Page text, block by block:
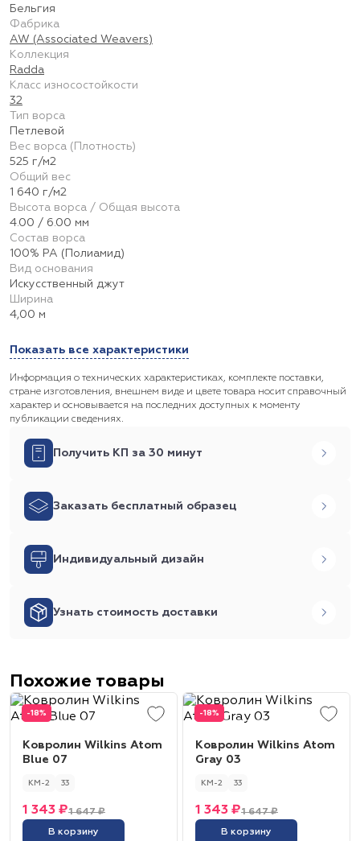
Бельгия
Фабрика
AW (Associated Weavers)
Коллекция
Radda
Класс износостойкости
32
Тип ворса
Петлевой
Вес ворса (Плотность)
525 г/м2
Общий вес
1 640 г/м2
Высота ворса / Общая высота
4.00 / 6.00 мм
Состав ворса
100% PA (Полиамид)
Вид основания
Искусственный джут
Ширина
4,00 м
Показать все характеристики
Информация о технических характеристиках, комплекте поставки,
стране изготовления, внешнем виде и цвете товара носит справочный
характер и основывается на последних доступных к моменту
публикации сведениях.
Получить КП за 30 минут
Заказать бесплатный образец
Индивидуальный дизайн
Узнать стоимость доставки
Похожие товары
-18%
Ковролин Wilkins Atom
Blue 07
КМ-2 33
1 647 ₽
1 343 ₽
В корзину
-18%
Ковролин Wilkins Atom
Gray 03
КМ-2 33
1 647 ₽
1 343 ₽
В корзину